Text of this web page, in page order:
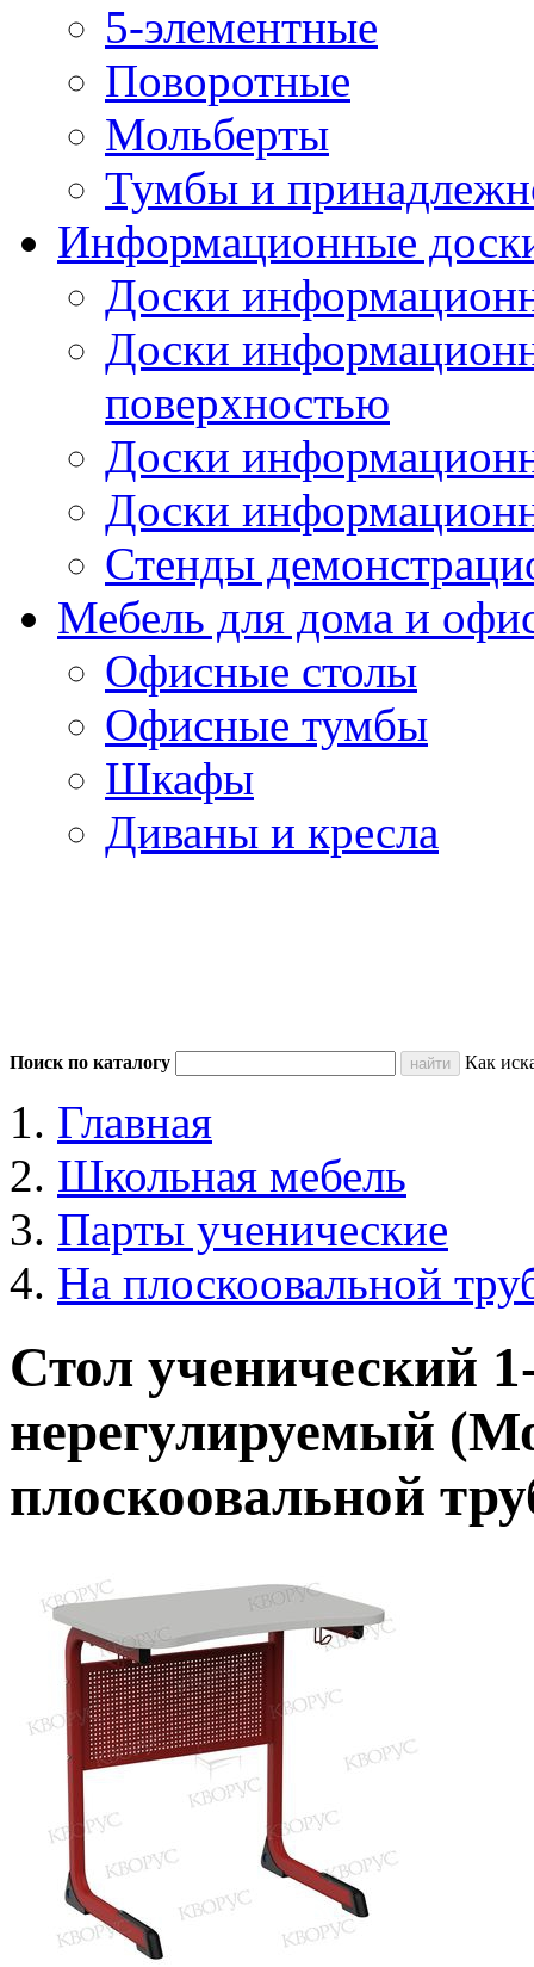
5-элементные
Поворотные
Мольберты
Тумбы и
Информационные
Доски
Доски
поверхностью
Доски
Доски
Стенды
Мебель для дома и
Офисные столы
Офисные тумбы
Шкафы
Диваны и кресла
Поиск по каталогу Как
Главная
Школьная мебель
Парты ученические
На плоскоовальной
Стол ученический
нерегулируемый
плоскоовальной